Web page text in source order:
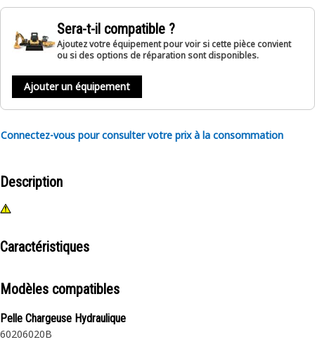
Sera-t-il compatible ?
Ajoutez votre équipement pour voir si cette pièce convient
ou si des options de réparation sont disponibles.
Ajouter un équipement
Connectez-vous pour consulter votre prix à la consommation
Description
Caractéristiques
Modèles compatibles
Pelle Chargeuse Hydraulique
60206020B